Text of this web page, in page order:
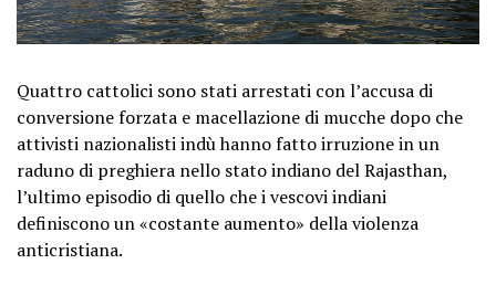
Quattro cattolici sono stati arrestati con l’accusa di
conversione forzata e macellazione di mucche dopo che
attivisti nazionalisti indù hanno fatto irruzione in un
raduno di preghiera nello stato indiano del Rajasthan,
l’ultimo episodio di quello che i vescovi indiani
definiscono un «costante aumento» della violenza
anticristiana.